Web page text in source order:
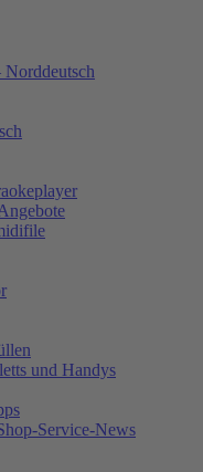
Norddeutsch
und Handys
Service-News